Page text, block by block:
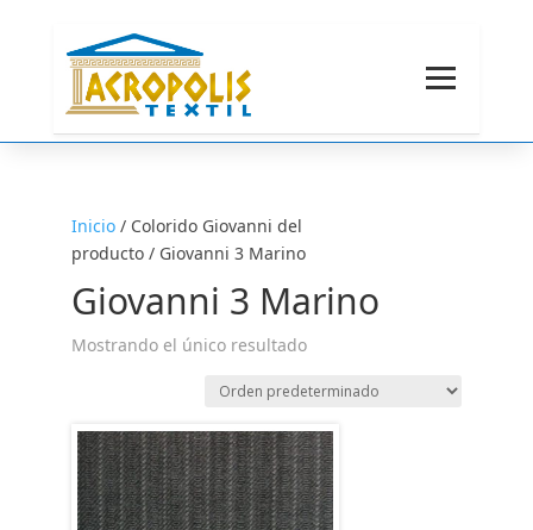
Inicio/ Colorido Giovanni del
producto / Giovanni 3 Marino
Giovanni 3 Marino
Mostrando el único resultado